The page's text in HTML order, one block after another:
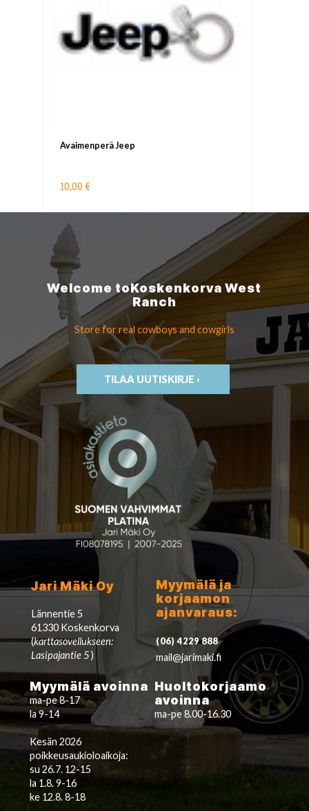
Avaimenperä Jeep
10,00 €
Welcome toKoskenkorvaWest
Ranch
Store for real cowboys and cowgirls
TILAA UUTISKIRJE ›
Jari Mäki Oy
Lännentie 5
61330 Koskenkorva
(karttasovellukseen:
Lasipajantie 5)
Myymälä ja
korjaamon
ajanvaraus:
(06) 4229 888
mail@jarimaki.fi
Myymälä avoinna
ma-pe 8-17
la 9-14
Kesän 2026
poikkeusaukioloaikoja:
su 26.7. 12-15
la 1.8. 9-16
ke 12.8. 8-18
Huoltokorjaamo
avoinna
ma-pe 8.00-16.30